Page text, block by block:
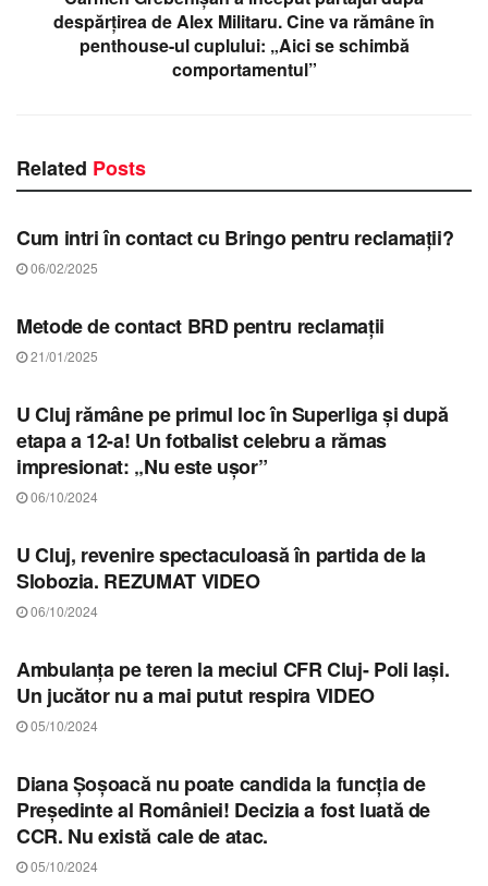
despărțirea de Alex Militaru. Cine va rămâne în
penthouse-ul cuplului: „Aici se schimbă
comportamentul”
Related Posts
STIRI CLUJ
Cum intri în contact cu Bringo pentru reclamații?
06/02/2025
Metode de contact BRD pentru reclamații
21/01/2025
U Cluj rămâne pe primul loc în Superliga și după
etapa a 12-a! Un fotbalist celebru a rămas
impresionat: „Nu este ușor”
06/10/2024
U Cluj, revenire spectaculoasă în partida de la
Slobozia. REZUMAT VIDEO
06/10/2024
Ambulanța pe teren la meciul CFR Cluj- Poli Iași.
Un jucător nu a mai putut respira VIDEO
05/10/2024
Diana Șoșoacă nu poate candida la funcția de
Președinte al României! Decizia a fost luată de
CCR. Nu există cale de atac.
05/10/2024